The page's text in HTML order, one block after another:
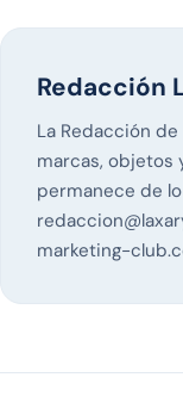
Redacción
La Redacción
marcas, objetos
permanece de
marketing-